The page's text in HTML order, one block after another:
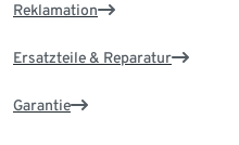
Reklamation
Ersatzteile & Reparatur
Garantie